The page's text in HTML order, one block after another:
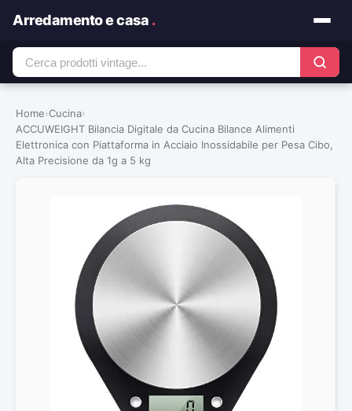
Arredamento e casa .
Home›Cucina›
ACCUWEIGHT Bilancia Digitale da Cucina Bilance Alimenti
Elettronica con Piattaforma in Acciaio Inossidabile per Pesa Cibo,
Alta Precisione da 1g a 5 kg